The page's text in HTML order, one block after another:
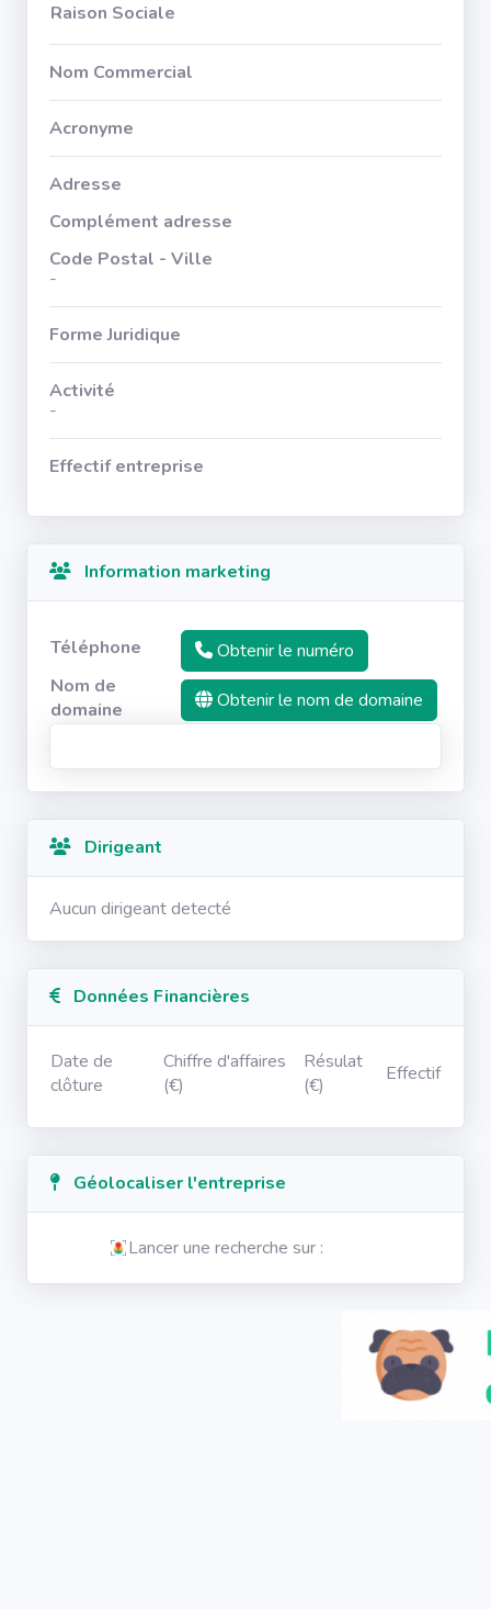
Raison Sociale
Nom Commercial
Acronyme
Adresse
Complément adresse
Code Postal - Ville
-
Forme Juridique
Activité
-
Effectif entreprise
Information marketing
Téléphone
Obtenir le numéro
Nom de
domaine
Obtenir le nom de domaine
Dirigeant
Aucun dirigeant detecté
Données Financières
Date de
clôture
Chiffre d'affaires
(€)
Résulat
(€)
Effectif
Géolocaliser l'entreprise
Lancer une recherche sur :